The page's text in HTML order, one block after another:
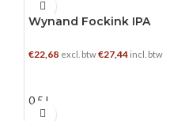
Wynand Fockink IPA
€22,68 excl. btw€27,44 incl. btw
0.5 L